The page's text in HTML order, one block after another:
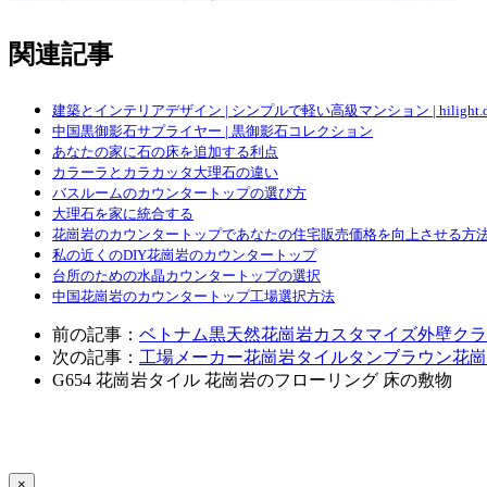
関連記事
建築とインテリアデザイン | シンプルで軽い高級マンション |
中国黒御影石サプライヤー | 黒御影石コレクション
あなたの家に石の床を追加する利点
カラーラとカラカッタ大理石の違い
バスルームのカウンタートップの選び方
大理石を家に統合する
花崗岩のカウンタートップであなたの住宅販売価格を向上させる方
私の近くのDIY花崗岩のカウンタートップ
台所のための水晶カウンタートップの選択
中国花崗岩のカウンタートップ工場選択方法
前の記事： ベトナム黒天然花崗岩カスタマイズ外壁ク
次の記事： 工場メーカー花崗岩タイルタンブラウン花
G654 花崗岩タイル 花崗岩のフローリング 床の敷物